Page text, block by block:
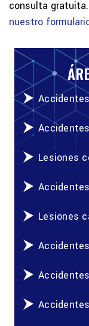
consulta
nuestro
Lesiones
Lesiones